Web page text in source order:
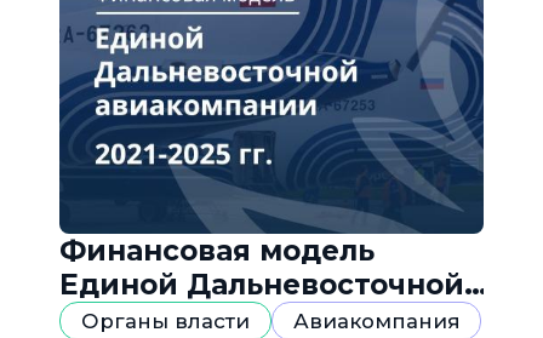
Финансовая модель
Единой Дальневосточной
авиакомпании
Органы власти
Авиакомпания